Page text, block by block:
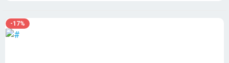
-17%